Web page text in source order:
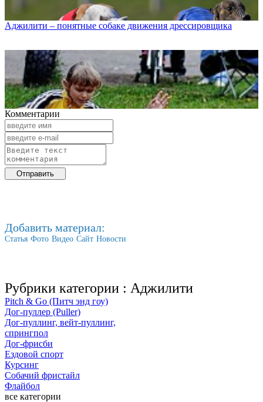
Аджилити – понятные собаке движения дрессировщика
Комментарии
Добавить материал:
Статья Фото Видео Сайт Новости
Рубрики категории : Аджилити
Pitch & Go (Питч энд гоу)
Дог-пуллер (Puller)
Дог-пуллинг, вейт-пуллинг,
спрингпол
Дог-фрисби
Ездовой спорт
Курсинг
Собачий фристайл
Флайбол
все категории